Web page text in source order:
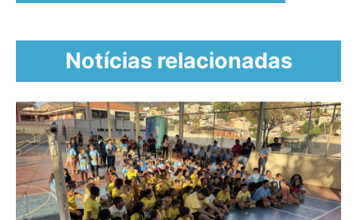
Notícias relacionadas